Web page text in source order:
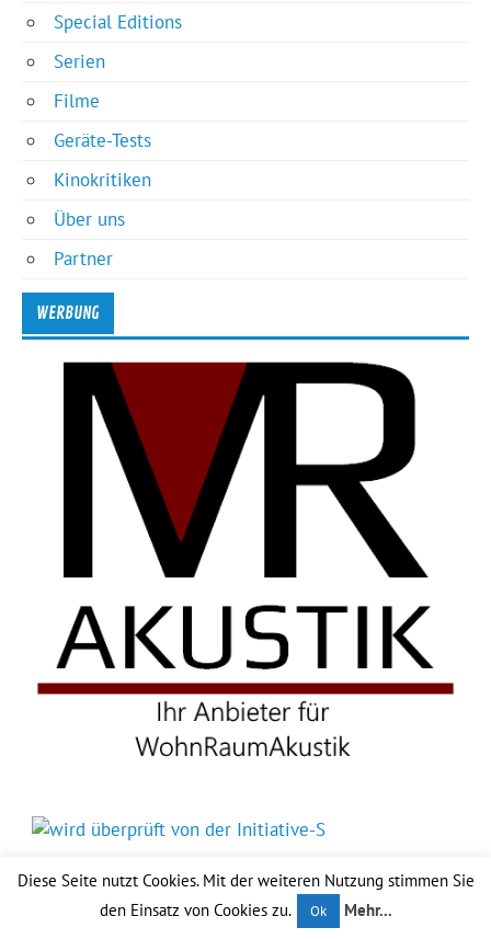
Special Editions
Serien
Filme
Geräte-Tests
Kinokritiken
Über uns
Partner
WERBUNG
Erstellt mitWordPressund
Diese Seite nutzt Cookies. Mit der weiteren Nutzung stimmen Sie
den Einsatz von Cookies zu.
Ok Mehr...